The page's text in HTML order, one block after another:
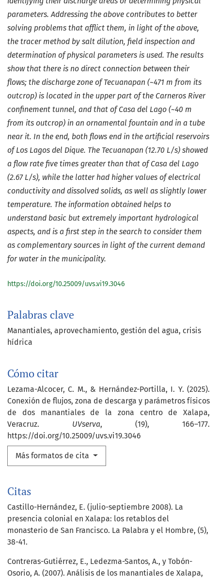
Palabras clave
Manantiales aprovechamiento gestión del agua crisis
hídrica
Cómo citar
Lezama-Alcocer, C. M., & Hernández-Portilla, I. Y. (2025).
Conexión de flujos, zona de descarga y parámetros físicos
de dos manantiales de la zona centro de Xalapa,
Veracruz. UVserva, (19), 166–177.
https://doi.org/10.25009/uvs.vi19.3046
Más formatos de cita
parameters. Addressing the above contributes to better
solving problems that afflict them, in light of the above,
the tracer method by salt dilution, field inspection and
determination of physical parameters is used. The results
show that there is no direct connection between their
flows; the discharge zone of Tecuanapan (~471 m from its
outcrop) is located in the upper part of the Carneros River
confinement tunnel, and that of Casa del Lago (~40 m
from its outcrop) in an ornamental fountain and in a tube
near it. In the end, both flows end in the artificial reservoirs
of Los Lagos del Dique. The Tecuanapan (12.70 L/s) showed
a flow rate five times greater than that of Casa del Lago
(2.67 L/s), while the latter had higher values of electrical
conductivity and dissolved solids, as well as slightly lower
temperature. The information obtained helps to
understand basic but extremely important hydrological
aspects, and is a first step in the search to consider them
as complementary sources in light of the current demand
for water in the municipality.
https://doi.org/10.25009/uvs.vi19.3046
Citas
Castillo-Hernández, E. (julio-septiembre 2008). La
presencia colonial en Xalapa: los retablos del
monasterio de San Francisco. La Palabra y el Hombre, (5),
38-41.
Contreras-Gutiérrez, E., Ledezma-Santos, A., y Tobón-
Osorio, A. (2007). Análisis de los manantiales de Xalapa,